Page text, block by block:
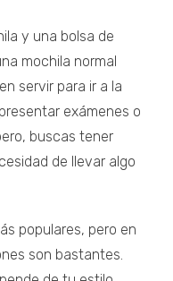
y una bolsa de
mochila normal
servir para ir a la
exámenes o
buscas tener
de llevar algo
populares, pero en
son bastantes.